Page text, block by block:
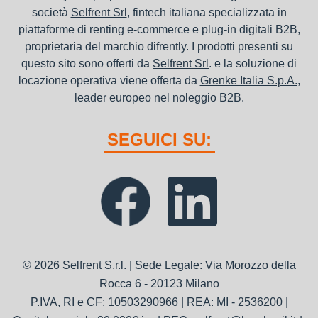
società Selfrent Srl , fintech italiana specializzata in
piattaforme di renting e-commerce e plug-in digitali B2B,
proprietaria del marchio difrently. I prodotti presenti su
questo sito sono offerti da Selfrent Srl . e la soluzione di
locazione operativa viene offerta da Grenke Italia S.p.A.,
leader europeo nel noleggio B2B.
SEGUICI SU:
© 2026 Selfrent S.r.l. | Sede Legale: Via Morozzo della
Rocca 6 - 20123 Milano
P.IVA, RI e CF: 10503290966 | REA: MI - 2536200 |